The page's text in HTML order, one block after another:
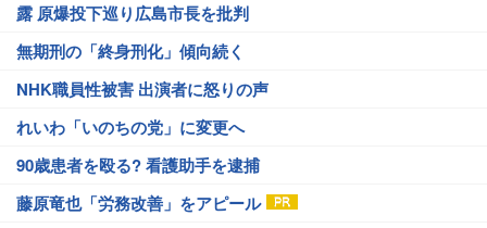
露 原爆投下巡り広島市長を批判
無期刑の「終身刑化」傾向続く
NHK職員性被害 出演者に怒りの声
れいわ「いのちの党」に変更へ
90歳患者を殴る? 看護助手を逮捕
藤原竜也「労務改善」をアピール